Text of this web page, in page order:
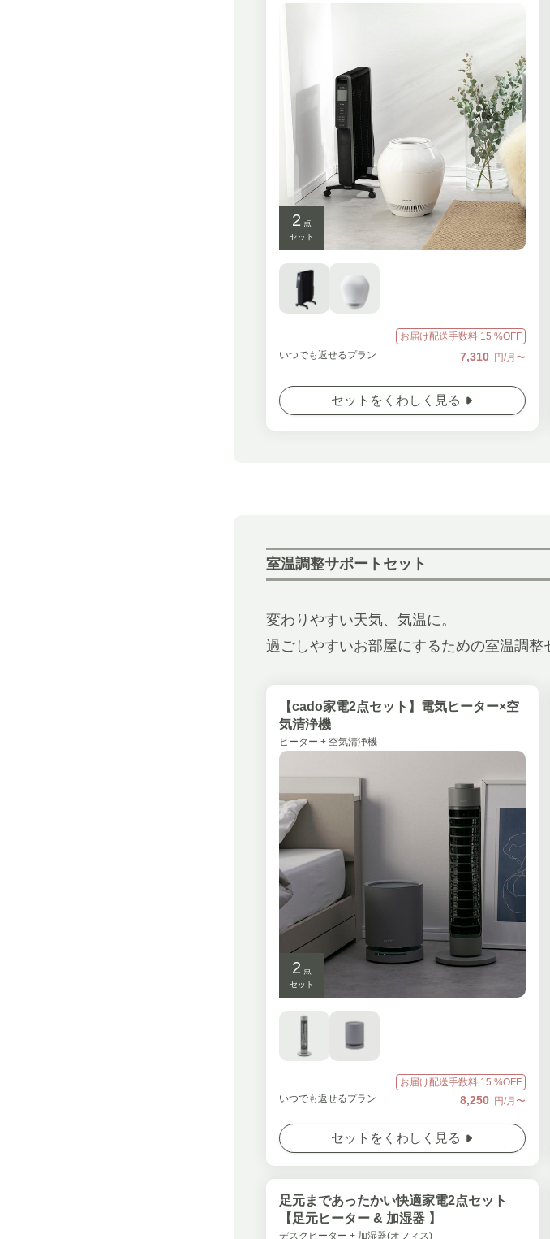
2 点
セット
お届け配送手数料 15 %OFF
いつでも返せるプラン
7,310 円/月〜
セットをくわしく見る
室温調整サポートセット
変わりやすい天気、気温に。
過ごしやすいお部屋にするための室温調整
【cado家電2点セット】電気ヒーター×空
気清浄機
ヒーター + 空気清浄機
2 点
セット
お届け配送手数料 15 %OFF
いつでも返せるプラン
8,250 円/月〜
セットをくわしく見る
足元まであったかい快適家電2点セット
【足元ヒーター & 加湿器 】
デスクヒーター + 加湿器(オフィス)